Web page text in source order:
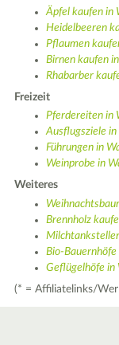
Äpfel kaufen in
Heidelbeeren
Pflaumen
Birnen kaufen
Rhabarber
Freizeit
Pferdereiten in
Ausflugsziele in
Führungen in
Weinprobe in
Weiteres
Brennholz
Bio-Bauernhöfe
Geflügelhöfe in
(* = Affiliatelinks/